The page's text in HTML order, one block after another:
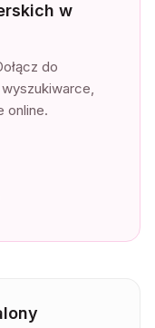
w
do
online.